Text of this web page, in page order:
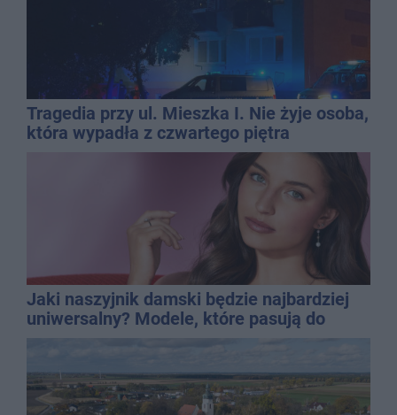
Tragedia przy ul. Mieszka I. Nie żyje osoba,
która wypadła z czwartego piętra
Jaki naszyjnik damski będzie najbardziej
uniwersalny? Modele, które pasują do
wielu stylizacji